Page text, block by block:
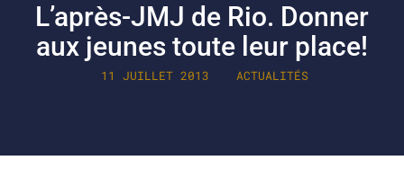
L’après-JMJ de Rio. Donner
aux jeunes toute leur place!
11 JUILLET 2013 ACTUALITÉS